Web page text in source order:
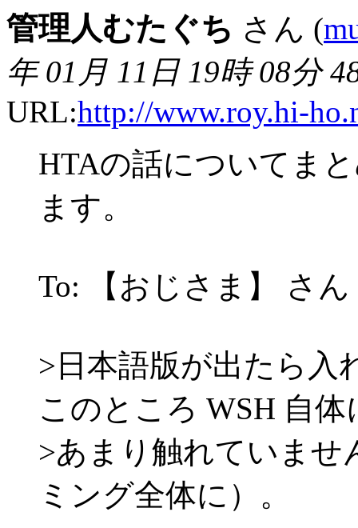
管理人むたぐち さん (
年 01月 11日 19時 08分
URL:http://www.roy.hi-
HTAの話についてま
ます。
To: 【おじさま】 さん
>日本語版が出たら入
このところ WSH 自体
>あまり触れていませ
ミング全体に）。